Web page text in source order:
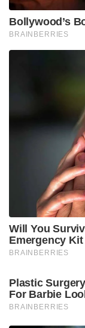
നേതാവിനെ
നേതാവായ
മമതയുടെ
തകർന്നു. ഈ
തൃണമൂലിന്റെ
മമതയെ
ചേർന്ന്
ലോക്സഭാ
ഘോഷ്
ബ്ലോക്കായി
വിട്ടതോടെ
കുത്തനെ
Tags: Sushmita